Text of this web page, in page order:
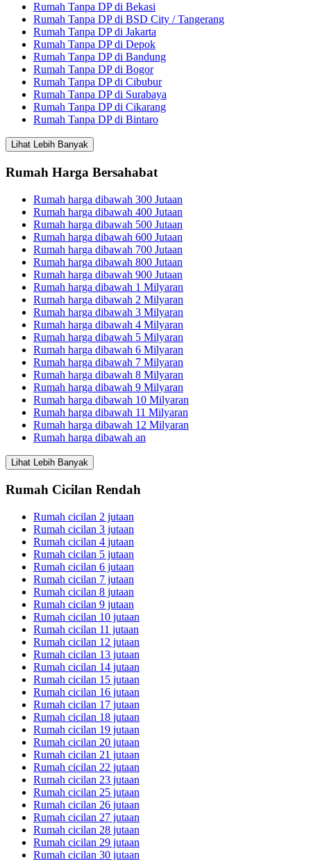
Rumah Tanpa DP di Bekasi
Rumah Tanpa DP di BSD City / Tangerang
Rumah Tanpa DP di Jakarta
Rumah Tanpa DP di Depok
Rumah Tanpa DP di Bandung
Rumah Tanpa DP di Bogor
Rumah Tanpa DP di Cibubur
Rumah Tanpa DP di Surabaya
Rumah Tanpa DP di Cikarang
Rumah Tanpa DP di Bintaro
Lihat Lebih Banyak
Rumah Harga Bersahabat
Rumah harga dibawah 300 Jutaan
Rumah harga dibawah 400 Jutaan
Rumah harga dibawah 500 Jutaan
Rumah harga dibawah 600 Jutaan
Rumah harga dibawah 700 Jutaan
Rumah harga dibawah 800 Jutaan
Rumah harga dibawah 900 Jutaan
Rumah harga dibawah 1 Milyaran
Rumah harga dibawah 2 Milyaran
Rumah harga dibawah 3 Milyaran
Rumah harga dibawah 4 Milyaran
Rumah harga dibawah 5 Milyaran
Rumah harga dibawah 6 Milyaran
Rumah harga dibawah 7 Milyaran
Rumah harga dibawah 8 Milyaran
Rumah harga dibawah 9 Milyaran
Rumah harga dibawah 10 Milyaran
Rumah harga dibawah 11 Milyaran
Rumah harga dibawah 12 Milyaran
Rumah harga dibawah an
Lihat Lebih Banyak
Rumah Cicilan Rendah
Rumah cicilan 2 jutaan
Rumah cicilan 3 jutaan
Rumah cicilan 4 jutaan
Rumah cicilan 5 jutaan
Rumah cicilan 6 jutaan
Rumah cicilan 7 jutaan
Rumah cicilan 8 jutaan
Rumah cicilan 9 jutaan
Rumah cicilan 10 jutaan
Rumah cicilan 11 jutaan
Rumah cicilan 12 jutaan
Rumah cicilan 13 jutaan
Rumah cicilan 14 jutaan
Rumah cicilan 15 jutaan
Rumah cicilan 16 jutaan
Rumah cicilan 17 jutaan
Rumah cicilan 18 jutaan
Rumah cicilan 19 jutaan
Rumah cicilan 20 jutaan
Rumah cicilan 21 jutaan
Rumah cicilan 22 jutaan
Rumah cicilan 23 jutaan
Rumah cicilan 25 jutaan
Rumah cicilan 26 jutaan
Rumah cicilan 27 jutaan
Rumah cicilan 28 jutaan
Rumah cicilan 29 jutaan
Rumah cicilan 30 jutaan